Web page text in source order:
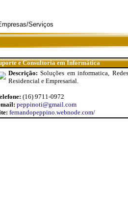
Serviços
e Consultoria em Informática
Descrição:Soluções em informatica,
Residencial e Empresarial.
(16) 9711-0972
mail: peppinoti@gmail.com
fernandopeppino.webnode.com/